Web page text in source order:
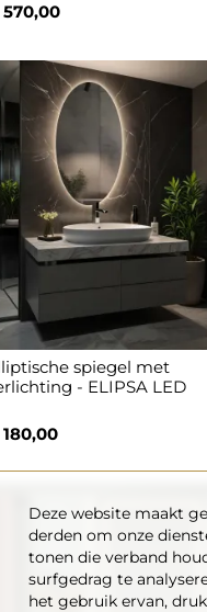
spiegel met
- ELIPSA LED
Deze website maakt
derden om onze
tonen die verband
surfgedrag te
het gebruik ervan,